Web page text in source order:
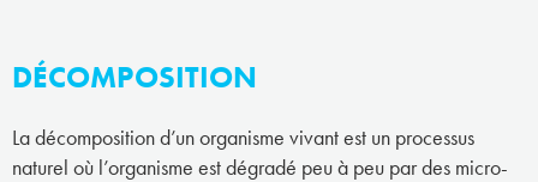
DÉCOMPOSITION
La décomposition d’un organisme vivant est un processus
naturel où l’organisme est dégradé peu à peu par des micro-